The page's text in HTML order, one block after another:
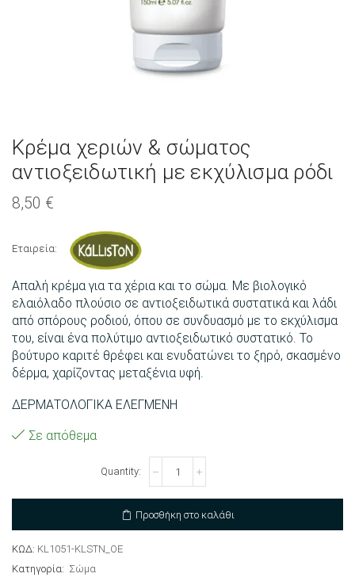
Κρέμα χεριών & σώματος
αντιοξειδωτική με εκχύλισμα ρόδι
8,50 €
Εταιρεία:
Απαλή κρέμα για τα χέρια και το σώμα. Με βιολογικό
ελαιόλαδο πλούσιο σε αντιοξειδωτικά συστατικά και λάδι
από σπόρους ροδιού, όπου σε συνδυασμό με το εκχύλισμα
του, είναι ένα πολύτιμο αντιοξειδωτικό συστατικό. Το
βούτυρο καριτέ θρέφει και ενυδατώνει το ξηρό, σκασμένο
δέρμα, χαρίζοντας μεταξένια υφή.
ΔΕΡΜΑΤΟΛΟΓΙΚΑ ΕΛΕΓΜΕΝΗ
Σε απόθεμα
χεριών
αντιοξειδωτική
με
Προσθήκη στο καλάθι
ΚΩΔ: KL1051-KLSTN_OE
Κατηγορία: Σώμα